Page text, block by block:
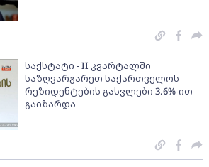
საქსტატი - II კვარტალში
საზღვარგარეთ საქართველოს
რეზიდენტების გასვლები 3.6%-ით
გაიზარდა